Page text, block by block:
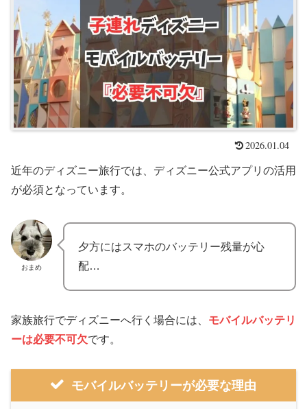
2026.01.04
近年のディズニー旅行では、ディズニー公式アプリの活用
が必須となっています。
おまめ
夕方にはスマホのバッテリー残量が心
配…
家族旅行でディズニーへ行く場合には、 モバイルバッテリ
ーは必要不可欠です。
モバイルバッテリーが必要な理由